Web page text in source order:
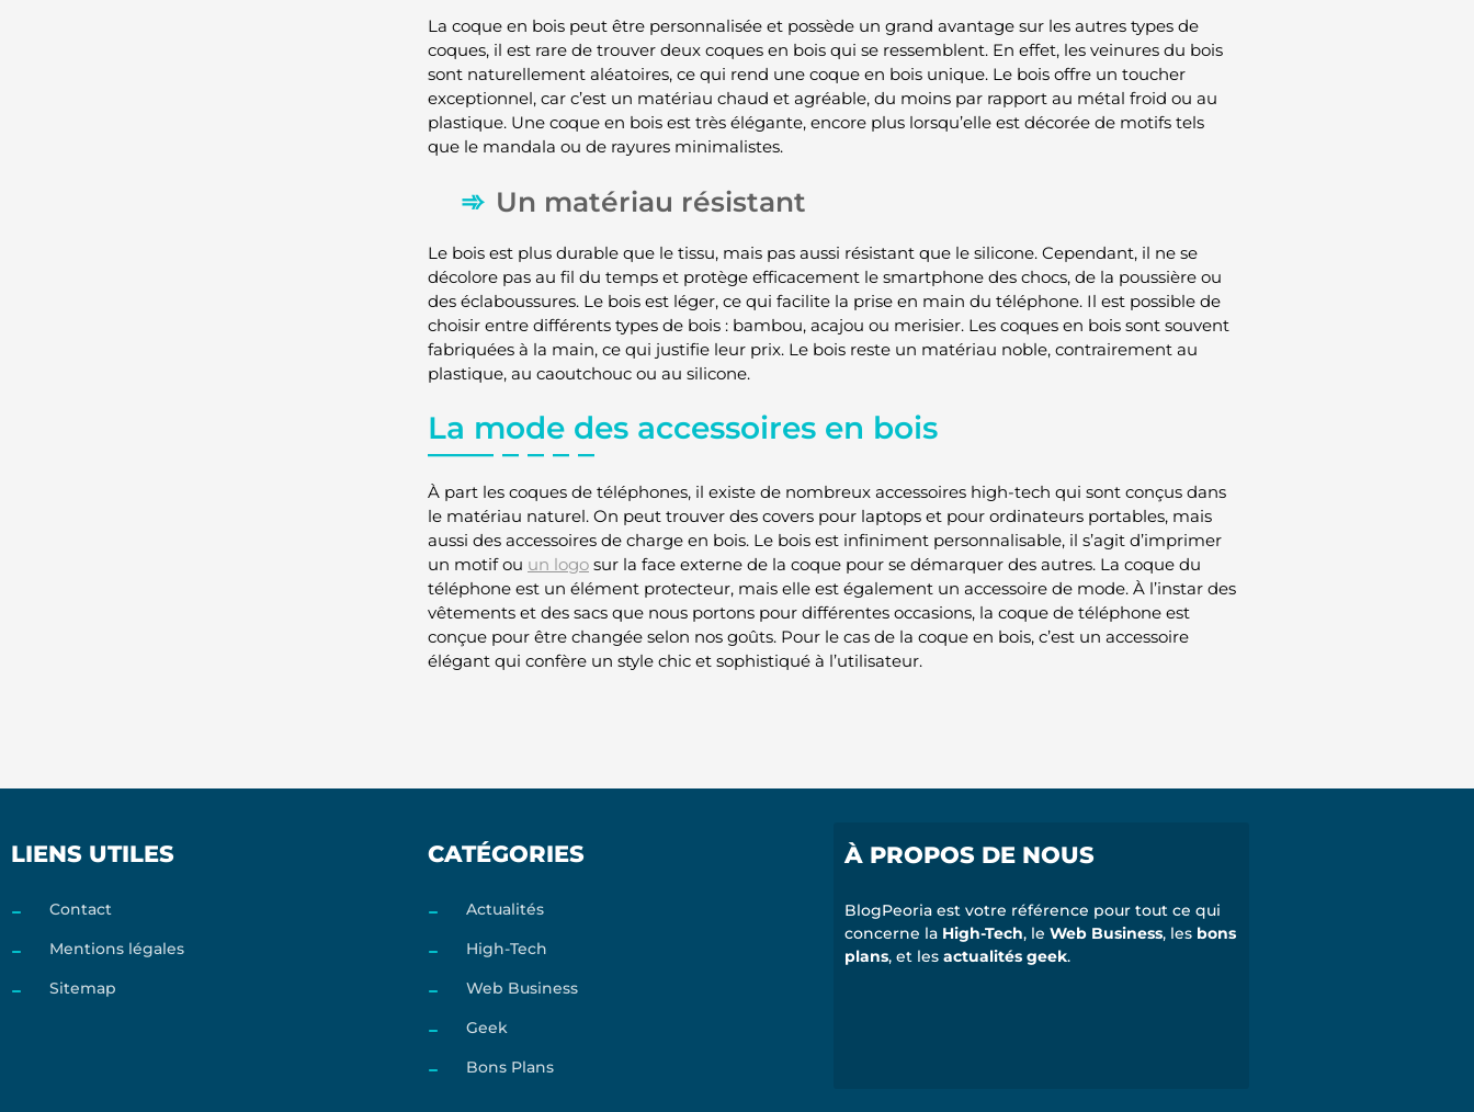
La coque en bois peut être personnalisée et possède un grand avantage sur les autres types de
coques, il est rare de trouver deux coques en bois qui se ressemblent. En effet, les veinures du bois
sont naturellement aléatoires, ce qui rend une coque en bois unique. Le bois offre un toucher
exceptionnel, car c’est un matériau chaud et agréable, du moins par rapport au métal froid ou au
plastique. Une coque en bois est très élégante, encore plus lorsqu’elle est décorée de motifs tels
que le mandala ou de rayures minimalistes.
Un matériau résistant
Le bois est plus durable que le tissu, mais pas aussi résistant que le silicone. Cependant, il ne se
décolore pas au fil du temps et protège efficacement le smartphone des chocs, de la poussière ou
des éclaboussures. Le bois est léger, ce qui facilite la prise en main du téléphone. Il est possible de
choisir entre différents types de bois : bambou, acajou ou merisier. Les coques en bois sont souvent
fabriquées à la main, ce qui justifie leur prix. Le bois reste un matériau noble, contrairement au
plastique, au caoutchouc ou au silicone.
La mode des accessoires en bois
À part les coques de téléphones, il existe de nombreux accessoires high-tech qui sont conçus dans
le matériau naturel. On peut trouver des covers pour laptops et pour ordinateurs portables, mais
aussi des accessoires de charge en bois. Le bois est infiniment personnalisable, il s’agit d’imprimer
un motif ou un logosur la face externe de la coque pour se démarquer des autres. La coque du
téléphone est un élément protecteur, mais elle est également un accessoire de mode. À l’instar des
vêtements et des sacs que nous portons pour différentes occasions, la coque de téléphone est
conçue pour être changée selon nos goûts. Pour le cas de la coque en bois, c’est un accessoire
élégant qui confère un style chic et sophistiqué à l’utilisateur.
LIENS UTILES
Contact
Mentions légales
Sitemap
CATÉGORIES
Actualités
High-Tech
Web Business
Geek
Bons Plans
À PROPOS DE NOUS
BlogPeoria est votre référence pour tout ce qui
concerne la High-Tech, le Web Business, les bons
plans, et les actualités geek.